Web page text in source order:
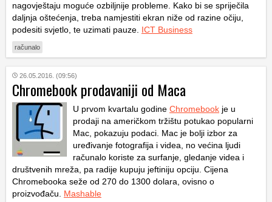
nagovještaju moguće ozbiljnije probleme. Kako bi se spriječila
daljnja oštećenja, treba namjestiti ekran niže od razine očiju,
podesiti svjetlo, te uzimati pauze. ICT Business
računalo
26.05.2016. (09:56)
Chromebook prodavaniji od Maca
U prvom kvartalu godine Chromebook je u
prodaji na američkom tržištu potukao popularni
Mac, pokazuju podaci. Mac je bolji izbor za
uređivanje fotografija i videa, no većina ljudi
računalo koriste za surfanje, gledanje videa i
društvenih mreža, pa radije kupuju jeftiniju opciju. Cijena
Chromebooka seže od 270 do 1300 dolara, ovisno o
proizvođaču. Mashable